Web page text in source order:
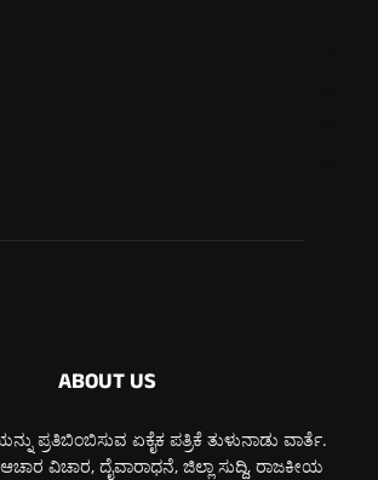
ABOUT US
ಪ್ರತಿಬಿಂಬಿಸುವ ಏಕೈಕ ಪತ್ರಿಕೆ ತುಳುನಾಡು ವಾರ್ತೆ.
ವಿಚಾರ, ದೈವಾರಾಧನೆ, ಜಿಲ್ಲಾ ಸುದ್ದಿ, ರಾಜಕೀಯ